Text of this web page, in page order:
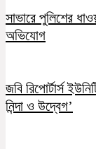
সাভারে পুলিশের
অভিযোগ
জবি রিপোর্টার্স
নিন্দা ও উদ্বেগ’